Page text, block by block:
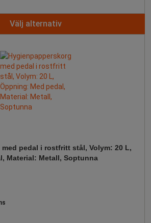
Välj alternativ
pedal i rostfritt stål, Volym: 20 L,
Material: Metall, Soptunna